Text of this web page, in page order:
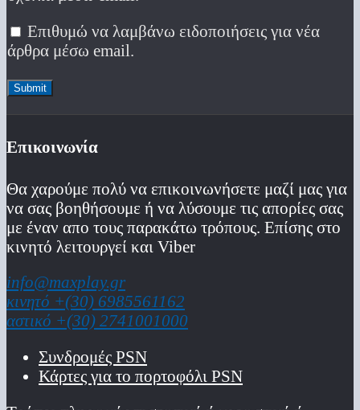
Επιθυμώ να λαμβάνω ειδοποιήσεις για νέα
άρθρα μέσω email.
Επικοινωνία
Θα χαρούμε πολύ να επικοινωνήσετε μαζί μας για
να σας βοηθήσουμε ή να λύσουμε τις απορίες σας
με έναν απο τους παρακάτω τρόπους. Επίσης στο
κινητό λειτoυργεί και Viber
info@maxplay.gr
κινητό +(30) 6985561162
αστικό +(30) 2741001000
Συνδρομές PSN
Κάρτες για το πορτοφόλι PSN